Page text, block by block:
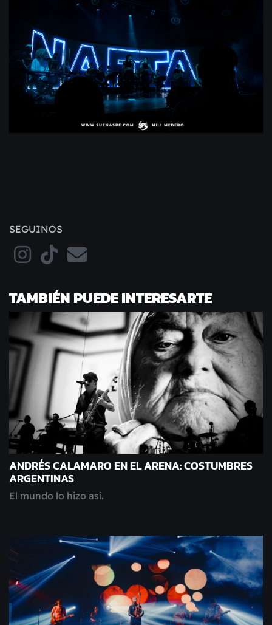
SEGUINOS
TAMBIÉN PUEDE INTERESARTE
ANDRÉS CALAMARO EN EL ARENA: COSTUMBRES
ARGENTINAS
El mundo lo hizo así.